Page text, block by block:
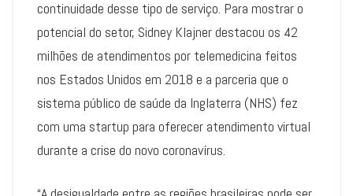
continuidade desse tipo de serviço. Para mostrar o
potencial do setor, Sidney Klajner destacou os 42
milhões de atendimentos por telemedicina feitos
nos Estados Unidos em 2018 e a parceria que o
sistema público de saúde da Inglaterra (NHS) fez
com uma startup para oferecer atendimento virtual
durante a crise do novo coronavírus.